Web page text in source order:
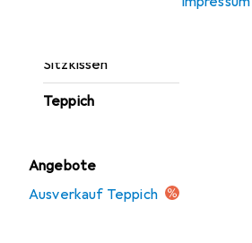
Sitzkissen
Teppich
Angebote
Ausverkauf Teppich